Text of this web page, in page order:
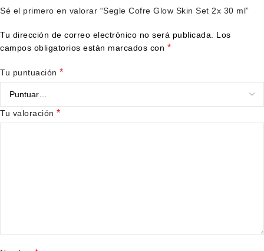
Sé el primero en valorar “Segle Cofre Glow Skin Set 2x 30 ml”
Tu dirección de correo electrónico no será publicada. Los
campos obligatorios están marcados con *
Tu puntuación *
Tu valoración *